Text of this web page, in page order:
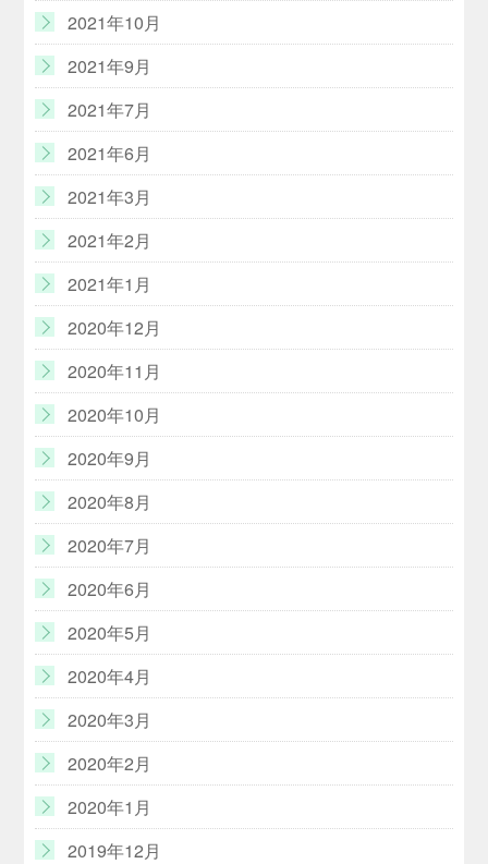
2021年10月
2021年9月
2021年7月
2021年6月
2021年3月
2021年2月
2021年1月
2020年12月
2020年11月
2020年10月
2020年9月
2020年8月
2020年7月
2020年6月
2020年5月
2020年4月
2020年3月
2020年2月
2020年1月
2019年12月